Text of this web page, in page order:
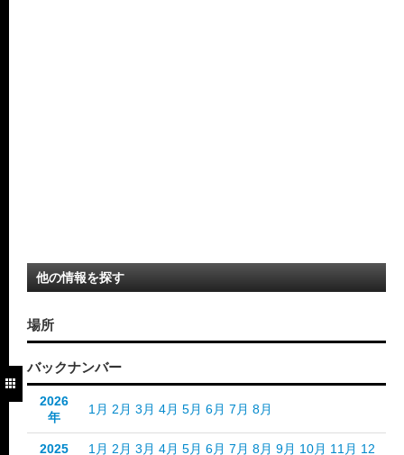
他の情報を探す
場所
バックナンバー
2026
年
1月 2月 3月 4月 5月 6月 7月 8月
2025
1月 2月 3月 4月 5月 6月 7月 8月 9月 10月 11月 12